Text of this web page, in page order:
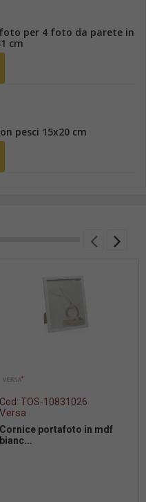
per 4 foto da parete in
cm
pesci 15x20 cm
Cod: TOS-10831026
Versa
Cornice portafoto in mdf
bianc...